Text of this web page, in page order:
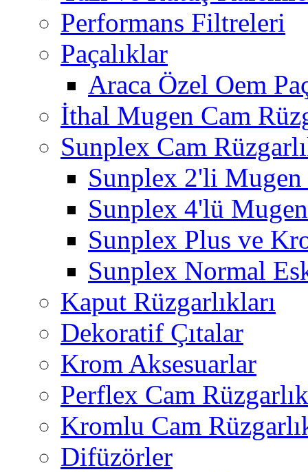
Performans Filtreleri
Paçalıklar
Araca Özel Oem
İthal Mugen Cam
Sunplex Cam
Sunplex 2'li Mugen
Sunplex 4'lü
Sunplex Plus ve
Sunplex Normal
Kaput Rüzgarlıkları
Dekoratif Çıtalar
Krom Aksesuarlar
Perflex Cam
Kromlu Cam
Difüzörler